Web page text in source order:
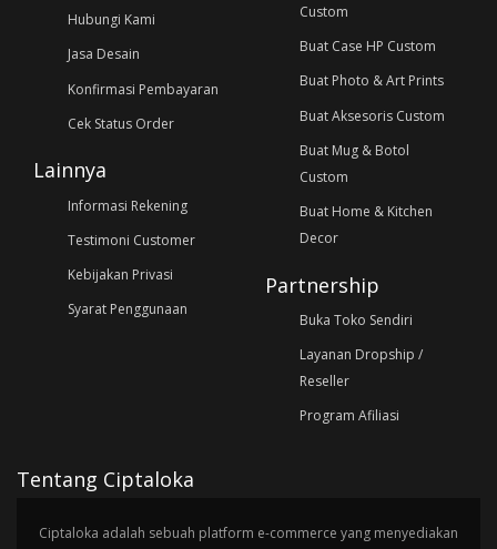
Hubungi Kami
Jasa Desain
Konfirmasi Pembayaran
Cek Status Order
Lainnya
Informasi Rekening
Testimoni Customer
Kebijakan Privasi
Syarat Penggunaan
Custom
Buat Case HP Custom
Buat Photo & Art Prints
Buat Aksesoris Custom
Buat Mug & Botol
Custom
Buat Home & Kitchen
Decor
Partnership
Buka Toko Sendiri
Layanan Dropship /
Reseller
Program Afiliasi
Tentang Ciptaloka
Ciptaloka adalah sebuah platform e-commerce yang menyediakan